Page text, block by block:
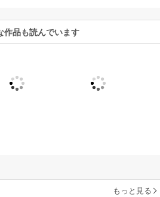
作品も読んでいます
もっと見る